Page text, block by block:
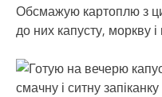
Обсмажую картоплю з
до них капусту, моркву